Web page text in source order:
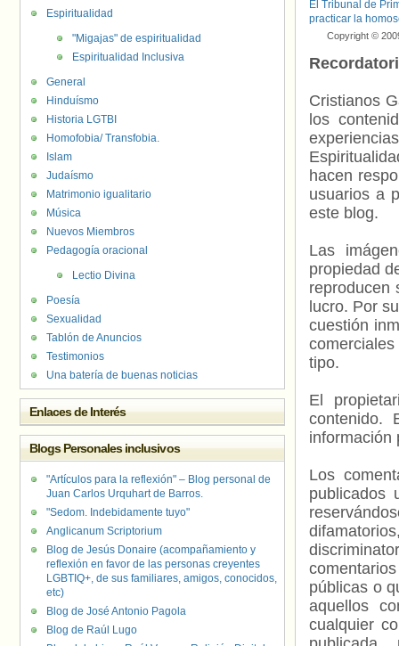
El Tribunal de
practicar la
Copyright ©
Cristianos
los
hacen
usuarios a
este blog.
Las
propiedad
reproducen
lucro. Por
cuestión
tipo.
El
contenido.
información
Los
publicados
públicas o
aquellos
cualquier
Espiritualidad
"Migajas" de espiritualidad
Espiritualidad Inclusiva
General
Hinduísmo
Historia LGTBI
Homofobia/ Transfobia.
Islam
Judaísmo
Matrimonio igualitario
Música
Nuevos Miembros
Pedagogía oracional
Lectio Divina
Poesía
Sexualidad
Tablón de Anuncios
Testimonios
Una batería de buenas noticias
Enlaces de Interés
Blogs Personales inclusivos
"Artículos para la reflexión" – Blog personal de
Juan Carlos Urquhart de Barros.
"Sedom. Indebidamente tuyo"
Anglicanum Scriptorium
Blog de Jesús Donaire (acompañamiento y
reflexión en favor de las personas creyentes
LGBTIQ+, de sus familiares, amigos, conocidos,
etc)
Blog de José Antonio Pagola
Blog de Raúl Lugo